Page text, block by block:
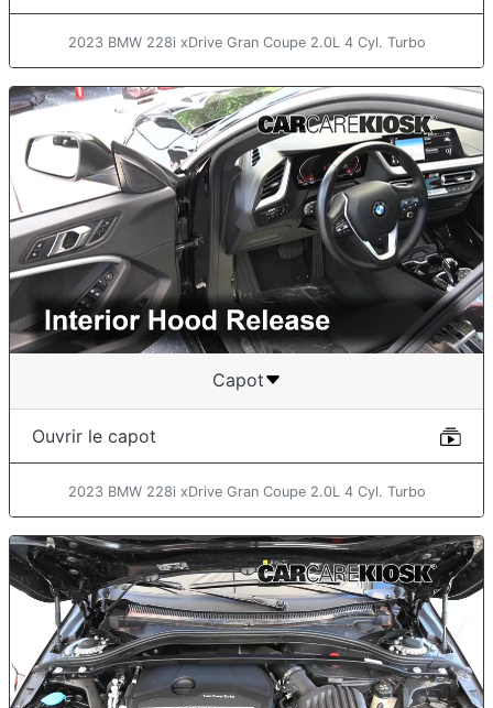
2023 BMW 228i xDrive Gran Coupe 2.0L 4 Cyl. Turbo
Capot
Ouvrir le capot
2023 BMW 228i xDrive Gran Coupe 2.0L 4 Cyl. Turbo